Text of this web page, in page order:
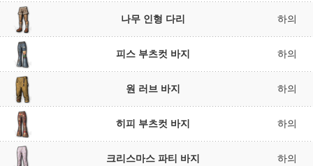
나무 인형 다리 하의
피스 부츠컷 바지 하의
원 러브 바지 하의
히피 부츠컷 바지 하의
크리스마스 파티 바지 하의